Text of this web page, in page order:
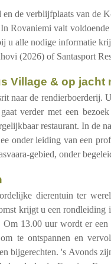
de verblijfplaats van de
Rovaniemi valt
u alle nodige informatie
(2026) of Santasport
Village & op
naar de rendierboerderij.
verder met een
restaurant. In de
onder leiding van een
gebied, onder
dierentuin ter
krijgt u een
13.00 uur wordt er
te ontspannen en
bijgerechten. 's Avonds